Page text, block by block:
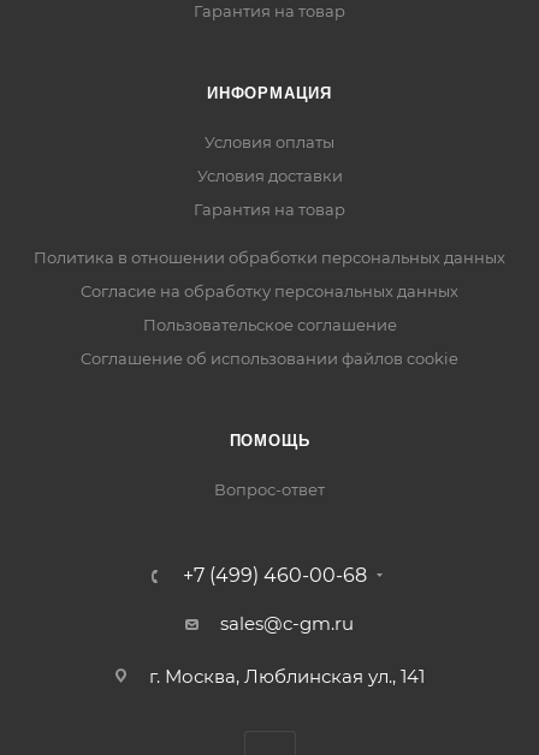
Гарантия на товар
ИНФОРМАЦИЯ
Условия оплаты
Условия доставки
Гарантия на товар
Политика в отношении обработки персональных данных
Cогласие на обработку персональных данных
Пользовательское соглашение
Cоглашение об использовании файлов cookie
ПОМОЩЬ
Вопрос-ответ
+7 (499) 460-00-68
sales@c-gm.ru
г. Москва, Люблинская ул., 141